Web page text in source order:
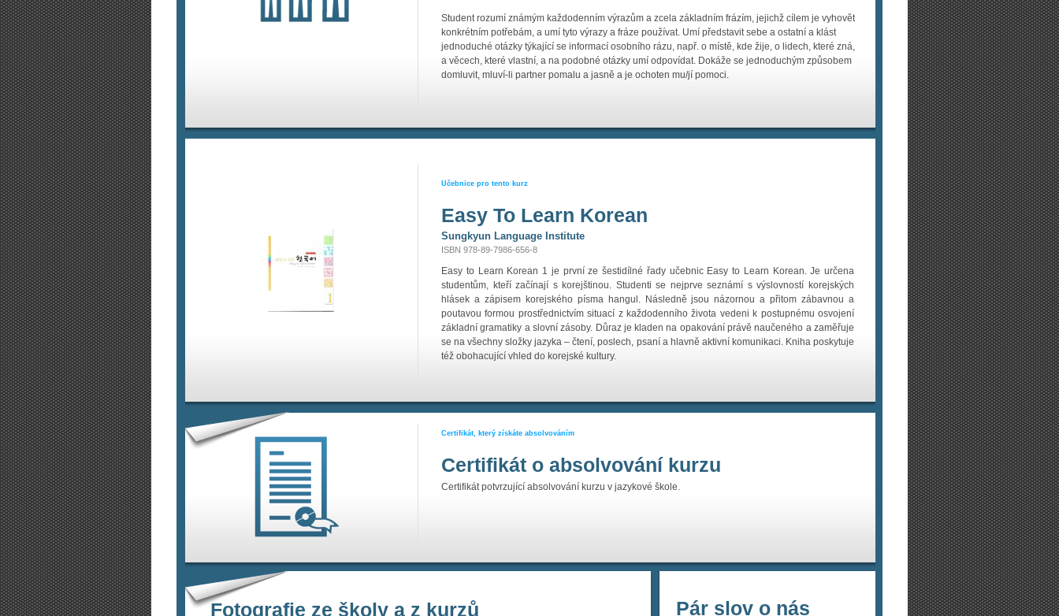
Student rozumí známým každodenním výrazům a zcela základním frázím, jejichž cílem je vyhovět
konkrétním potřebám, a umí tyto výrazy a fráze používat. Umí představit sebe a ostatní a klást
jednoduché otázky týkající se informací osobního rázu, např. o místě, kde žije, o lidech, které zná,
a věcech, které vlastní, a na podobné otázky umí odpovídat. Dokáže se jednoduchým způsobem
domluvit, mluví-li partner pomalu a jasně a je ochoten mu/jí pomoci.
Učebnice pro tento kurz
Easy To Learn Korean
Sungkyun Language Institute
ISBN 978-89-7986-656-8
Easy to Learn Korean 1 je první ze šestidílné řady učebnic Easy to Learn Korean. Je určena
studentům, kteří začínají s korejštinou. Studenti se nejprve seznámí s výslovností korejských
hlásek a zápisem korejského písma hangul. Následně jsou názornou a přitom zábavnou a
poutavou formou prostřednictvím situací z každodenního života vedeni k postupnému osvojení
základní gramatiky a slovní zásoby. Důraz je kladen na opakování právě naučeného a zaměřuje
se na všechny složky jazyka – čtení, poslech, psaní a hlavně aktivní komunikaci. Kniha poskytuje
též obohacující vhled do korejské kultury.
Certifikát, který získáte absolvováním
Certifikát o absolvování kurzu
Certifikát potvrzující absolvování kurzu v jazykové škole.
Fotografie ze školy a z kurzů Pár slov o nás